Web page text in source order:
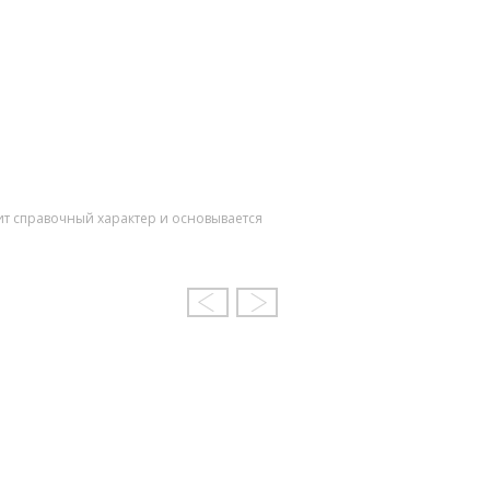
справочный характер и основывается